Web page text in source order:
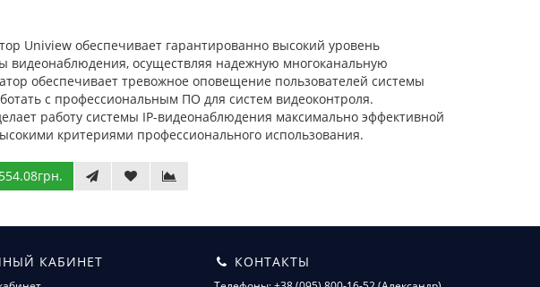
Uniview обеспечивает гарантированно высокий уровень
видеонаблюдения, осуществляя надежную многоканальную
обеспечивает тревожное оповещение пользователей системы
с профессиональным ПО для систем видеоконтроля.
работу системы IP-видеонаблюдения максимально эффективной
критериями профессионального использования.
КАБИНЕТ КОНТАКТЫ